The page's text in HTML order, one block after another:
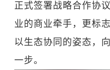
正式签署战略合作协
业的商业牵手，更标
以生态协同的姿态，
一步。